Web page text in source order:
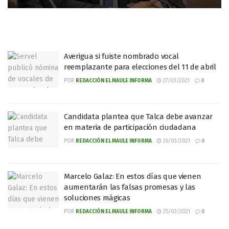
Averigua si fuiste nombrado vocal
reemplazante para elecciones del 11 de abril
POR REDACCIÓN EL MAULE INFORMA 27/03/2021 0
Candidata plantea que Talca debe avanzar
en materia de participación ciudadana
POR REDACCIÓN EL MAULE INFORMA 26/03/2021 0
Marcelo Galaz: En estos días que vienen
aumentarán las falsas promesas y las
soluciones mágicas
POR REDACCIÓN EL MAULE INFORMA 25/03/2021 0